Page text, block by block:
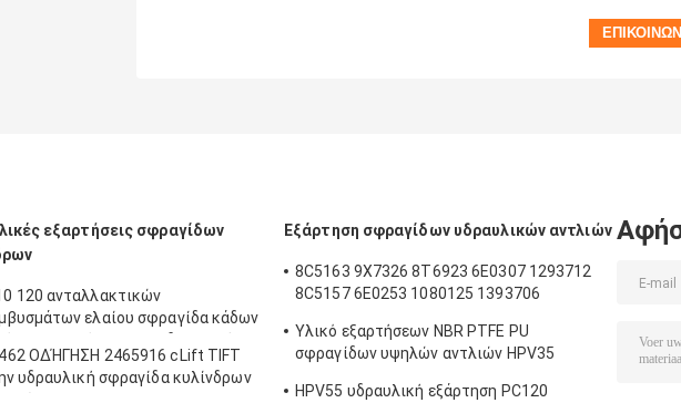
εξαρτήσεις σφραγίδων
120 ανταλλακτικών
ελαίου σφραγίδα κάδων
εξαρτήσεων σφραγίδων
σφραγίδων κάδων
ΟΔΉΓΗΣΗ 2465916 cLift TIFT
υδραυλική σφραγίδα κυλίνδρων
Εξάρτηση σφραγίδων υδραυλικών αντλιών
8C5163 9X7326 8T6923 6E0307 1293712
8C5157 6E0253 1080125 1393706
1214185 1301857 0996998
Υλικό εξαρτήσεων NBR PTFE PU
σφραγίδων υψηλών αντλιών HPV35
HPV55 υδραυλική εξάρτηση PC120